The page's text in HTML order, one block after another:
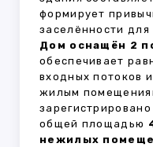
формирует
заселённости для
Дом оснащён 2
обеспечивает
входных потоков
жилым
зарегистрировано
общей площадью
нежилых